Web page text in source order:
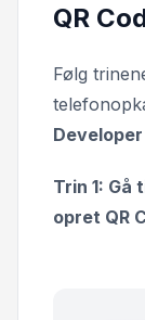
QR
Følg
Developer
Trin 1: Gå
opret QR